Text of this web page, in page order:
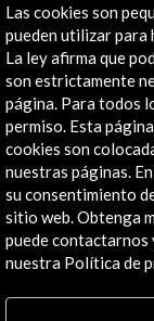
Canales de
Institucional
Actividades
Programa
Residencias
Noticias
Multimedia
Las cookies son
pueden utilizar para
La ley afirma que
son estrictamente
página. Para todos
permiso. Esta
cookies son
nuestras páginas.
su consentimiento
sitio web. Obtenga
puede contactarnos
nuestra Política de